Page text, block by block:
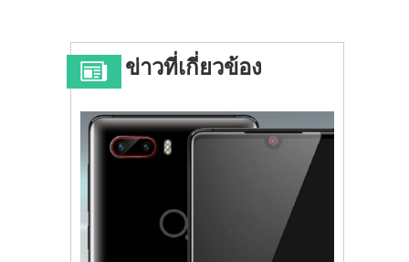
ข่าวที่เกี่ยวข้อง